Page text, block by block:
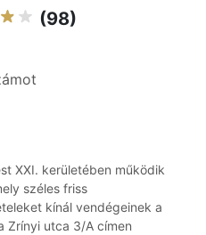
(98)
XXI. kerületében működik
széles friss
kínál vendégeinek a
Zrínyi utca 3/A címen